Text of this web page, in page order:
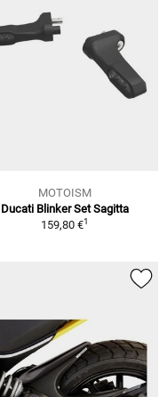
MOTOISM
Ducati Blinker Set Sagitta
159,80 €1